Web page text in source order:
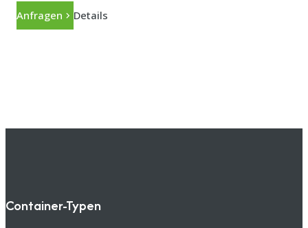
Anfragen Details
Container-Typen